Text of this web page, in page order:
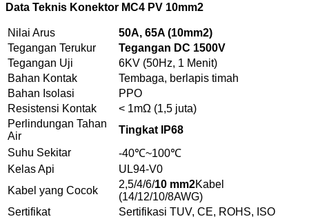
Data Teknis Konektor MC4 PV 10mm2
Nilai Arus
50A, 65A (10mm2)
Tegangan Terukur
Tegangan DC 1500V
Tegangan Uji
6KV (50Hz, 1 Menit)
Bahan Kontak
Tembaga, berlapis timah
Bahan Isolasi
PPO
Resistensi Kontak
< 1mΩ (1,5 juta)
Perlindungan Tahan
Air
Tingkat IP68
Suhu Sekitar
-40℃~100℃
Kelas Api
UL94-V0
Kabel yang Cocok
2,5/4/6/10 mm2Kabel
(14/12/10/8AWG)
Sertifikat
Sertifikasi TUV, CE, ROHS, ISO